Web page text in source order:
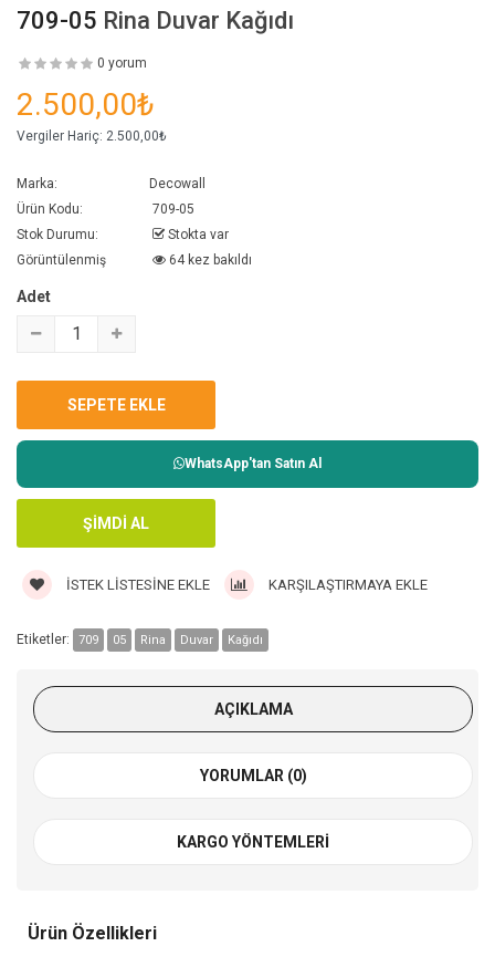
709-05 Rina Duvar Kağıdı
0 yorum
2.500,00₺
Vergiler Hariç: 2.500,00₺
Marka:
Decowall
Ürün Kodu:
709-05
Stok Durumu:
Stokta var
Görüntülenmiş
64 kez bakıldı
Adet
WhatsApp'tan Satın Al
İSTEK LISTESINE EKLE KARŞILAŞTIRMAYA EKLE
Etiketler: 709 05 Rina Duvar Kağıdı
AÇIKLAMA
YORUMLAR (0)
KARGO YÖNTEMLERI
Ürün Özellikleri